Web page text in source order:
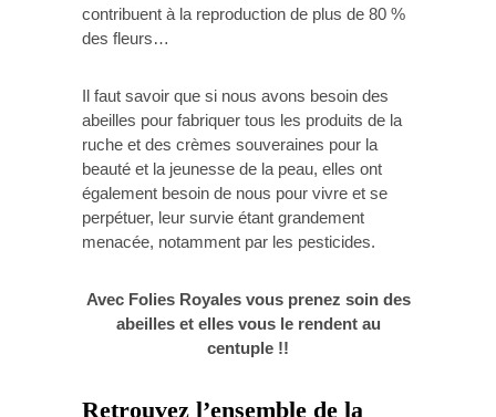
contribuent à la reproduction de plus de 80 %
des fleurs…
Il faut savoir que si nous avons besoin des
abeilles pour fabriquer tous les produits de la
ruche et des crèmes souveraines pour la
beauté et la jeunesse de la peau, elles ont
également besoin de nous pour vivre et se
perpétuer, leur survie étant grandement
menacée, notamment par les pesticides.
Avec Folies Royales vous prenez soin des
abeilles et elles vous le rendent au
centuple !!
Retrouvez l’ensemble de la